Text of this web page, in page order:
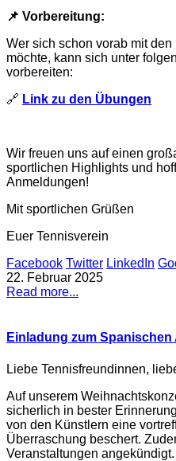
📌 Vorbereitung:
Wer sich schon vorab mit
möchte, kann sich unter
vorbereiten:
🔗 Link zu den Übungen
Wir freuen uns auf einen
sportlichen Highlights und
Anmeldungen!
Mit sportlichen Grüßen
Euer Tennisverein
Facebook Twitter LinkedIn
22. Februar 2025
Read more...
Einladung zum Spanischen
Liebe Tennisfreundinnen,
Auf unserem
sicherlich in bester
von den Künstlern eine
Überraschung beschert.
Veranstaltungen angekündigt.